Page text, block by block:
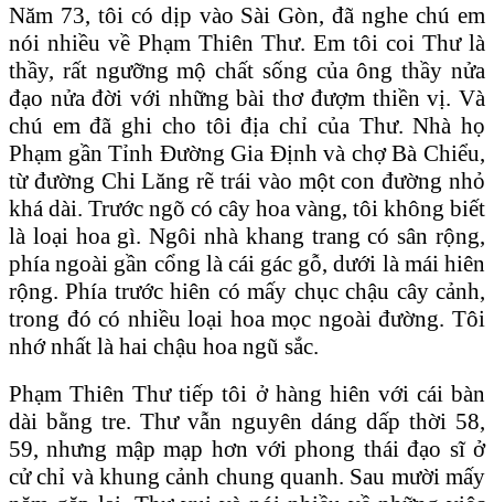
Năm 73, tôi có dịp vào Sài Gòn, đã nghe chú em
nói nhiều về Phạm Thiên Thư. Em tôi coi Thư là
thầy, rất ngưỡng mộ chất sống của ông thầy nửa
đạo nửa đời với những bài thơ đượm thiền vị. Và
chú em đã ghi cho tôi địa chỉ của Thư. Nhà họ
Phạm gần Tỉnh Đường Gia Định và chợ Bà Chiểu,
từ đường Chi Lăng rẽ trái vào một con đường nhỏ
khá dài. Trước ngõ có cây hoa vàng, tôi không biết
là loại hoa gì. Ngôi nhà khang trang có sân rộng,
phía ngoài gần cổng là cái gác gỗ, dưới là mái hiên
rộng. Phía trước hiên có mấy chục chậu cây cảnh,
trong đó có nhiều loại hoa mọc ngoài đường. Tôi
nhớ nhất là hai chậu hoa ngũ sắc.
Phạm Thiên Thư tiếp tôi ở hàng hiên với cái bàn
dài bằng tre. Thư vẫn nguyên dáng dấp thời 58,
59, nhưng mập mạp hơn với phong thái đạo sĩ ở
cử chỉ và khung cảnh chung quanh. Sau mười mấy